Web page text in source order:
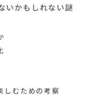
いかもしれない謎
しむための考察